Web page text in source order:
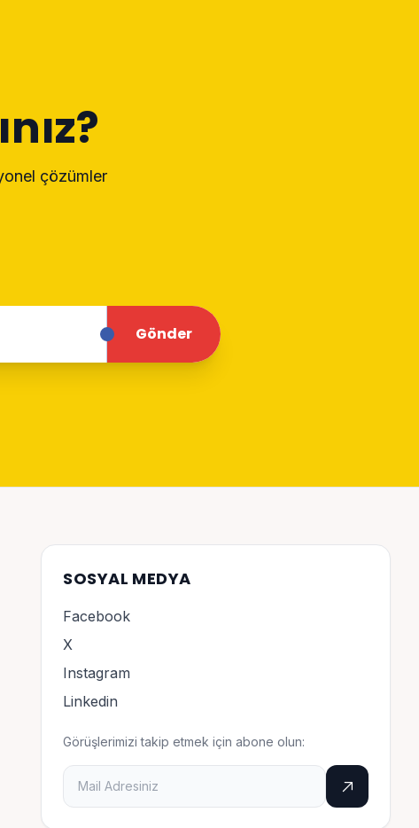
çözümler
Gönder
SOSYAL MEDYA
Facebook
X
Instagram
Linkedin
Görüşlerimizi takip etmek için abone olun: